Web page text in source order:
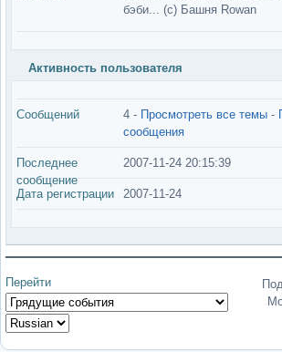
бэби... (с) Башня Rowan
Активность пользователя
Сообщений 4 - Просмотреть все темы -
сообщения
Последнее
сообщение
2007-11-24 20:15:39
Дата регистрации 2007-11-24
Перейти